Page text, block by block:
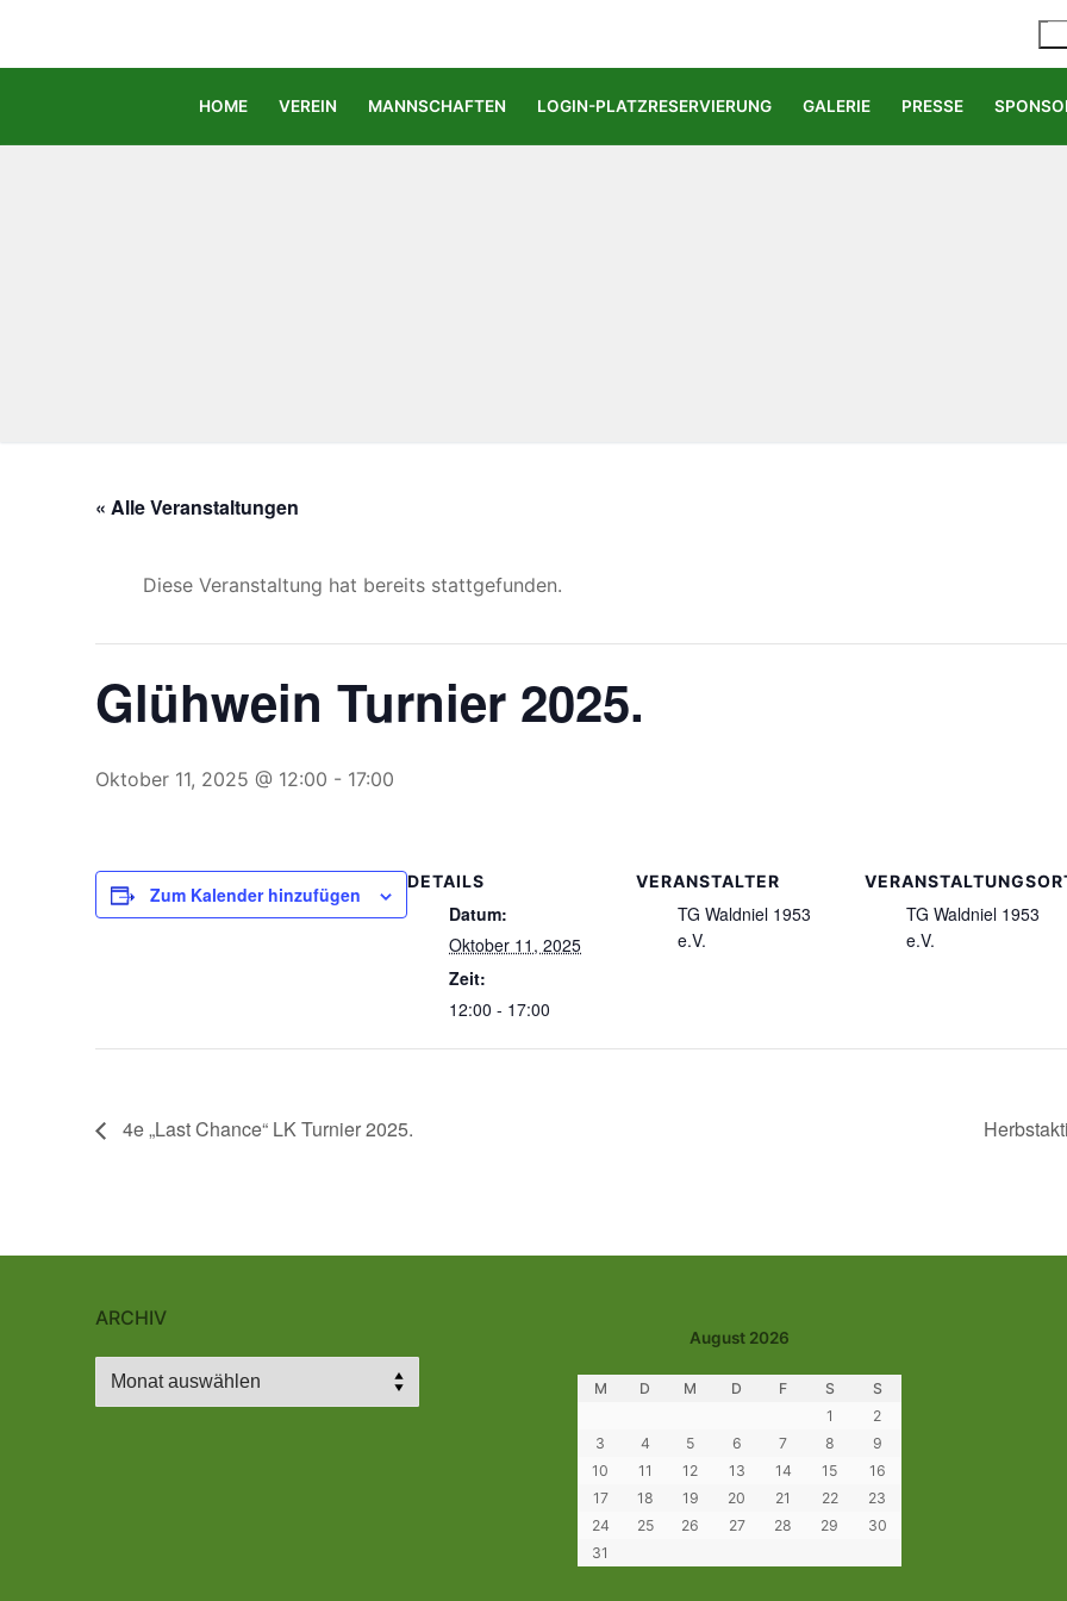
springen
HOME VEREIN MANNSCHAFTEN LOGIN-PLATZRESERVIERUNG GALERIE PRESSE
« Alle Veranstaltungen
Diese Veranstaltung hat bereits stattgefunden.
Glühwein Turnier 2025.
Oktober 11, 2025 @ 12:00 - 17:00
Zum Kalender hinzufügen
DETAILS
Datum:
Oktober 11, 2025
Zeit:
12:00 - 17:00
VERANSTALTER
TG Waldniel 1953
e.V.
TG Waldniel 1953
e.V.
4e „Last Chance“ LK Turnier 2025.
ARCHIV
Archiv
August 2026
M D M D F S
S
1
2
3
4 5 6 7 8
9
10
11 12 13 14 15
16
17
18 19 20 21 22
23
24
25 26 27 28 29
30
31